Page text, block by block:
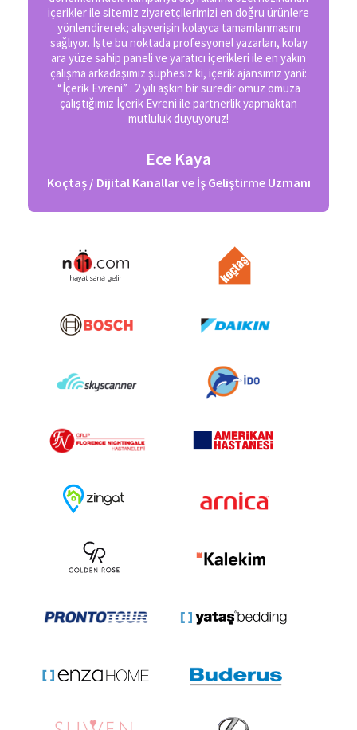
içerikler ile sitemiz ziyaretçilerimizi en doğru ürünlere
yönlendirerek; alışverişin kolayca tamamlanmasını
sağlıyor. İşte bu noktada profesyonel yazarları, kolay
ara yüze sahip paneli ve yaratıcı içerikleri ile en yakın
çalışma arkadaşımız şüphesiz ki, içerik ajansımız yani:
“İçerik Evreni” . 2 yılı aşkın bir süredir omuz omuza
çalıştığımız İçerik Evreni ile partnerlik yapmaktan
mutluluk duyuyoruz!
Ece Kaya
Koçtaş / Dijital Kanallar ve İş Geliştirme Uzmanı